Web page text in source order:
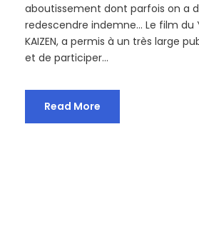
aboutissement dont parfois on a
redescendre indemne… Le film du
KAIZEN, a permis à un très large
et de participer...
Read More